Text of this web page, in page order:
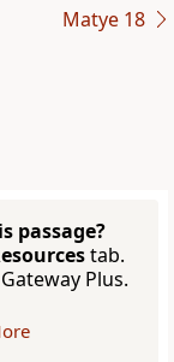
Matye 18
passage?
tab.
Plus.